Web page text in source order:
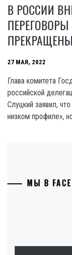
В РОССИИ
27 МАЯ, 2022
Глава комитета
российской
Слуцкий заявил,
низком профиле»,
МЫ В